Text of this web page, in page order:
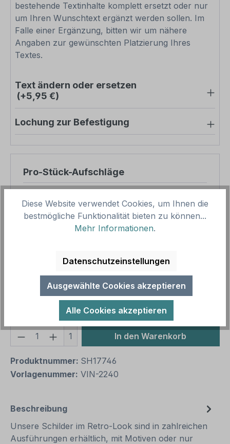
bestehende Textinhalte komplett ersetzt oder nur
um Ihren Wunschtext ergänzt werden sollen. Im
Falle einer Ergänzung, bitten wir um nähere
Angaben zur gewünschten Platzierung Ihres
Textes.
Text ändern oder ersetzen
(+5,95 €)
Lochung zur Befestigung
Pro-Stück-Aufschläge
Zwischensumme
8,57 €
Gesamtpreis
Preise inkl. MwSt. zzgl. Versandkosten
Aufgrund von Neuberechnungen im Warenkorb sind
abweichende Endpreise möglich.
Produkt Anzahl: Gib den gewünschten
1 In den Warenkorb
Produktnummer: SH17746
Vorlagenummer: VIN-2240
Beschreibung
Unsere Schilder im Retro-Look sind in zahlreichen
Ausführungen erhältlich, mit Motiven oder nur
Diese Website verwendet Cookies, um Ihnen die
bestmögliche Funktionalität bieten zu können...
Mehr Informationen.
Datenschutzeinstellungen
Ausgewählte Cookies akzeptieren
Alle Cookies akzeptieren